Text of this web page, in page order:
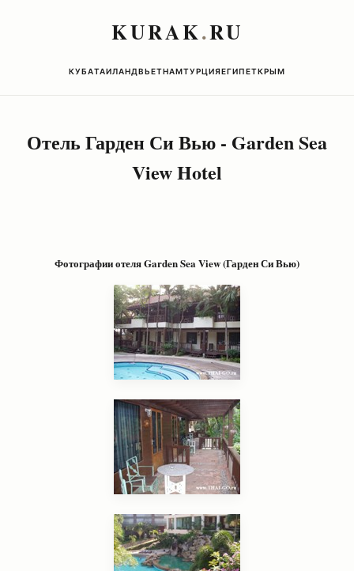
KURAK.RU
КУБАТАИЛАНДВЬЕТНАМТУРЦИЯЕГИПЕТКРЫМ
Отель Гарден Си Вью - Garden Sea
View Hotel
Фотографии отеляGarden Sea View (Гарден Си Вью)